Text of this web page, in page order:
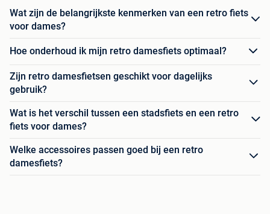
Wat zijn de belangrijkste kenmerken van een retro fiets
voor dames?
Hoe onderhoud ik mijn retro damesfiets optimaal?
Zijn retro damesfietsen geschikt voor dagelijks
gebruik?
Wat is het verschil tussen een stadsfiets en een retro
fiets voor dames?
Welke accessoires passen goed bij een retro
damesfiets?